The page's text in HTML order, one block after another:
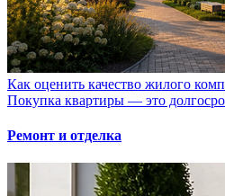
Как оценить качество жилого
Покупка квартиры — это
Ремонт и отделка